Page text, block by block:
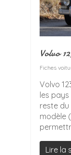
Volvo
Fiches
Volvo
les
reste du
modèle
Lire la